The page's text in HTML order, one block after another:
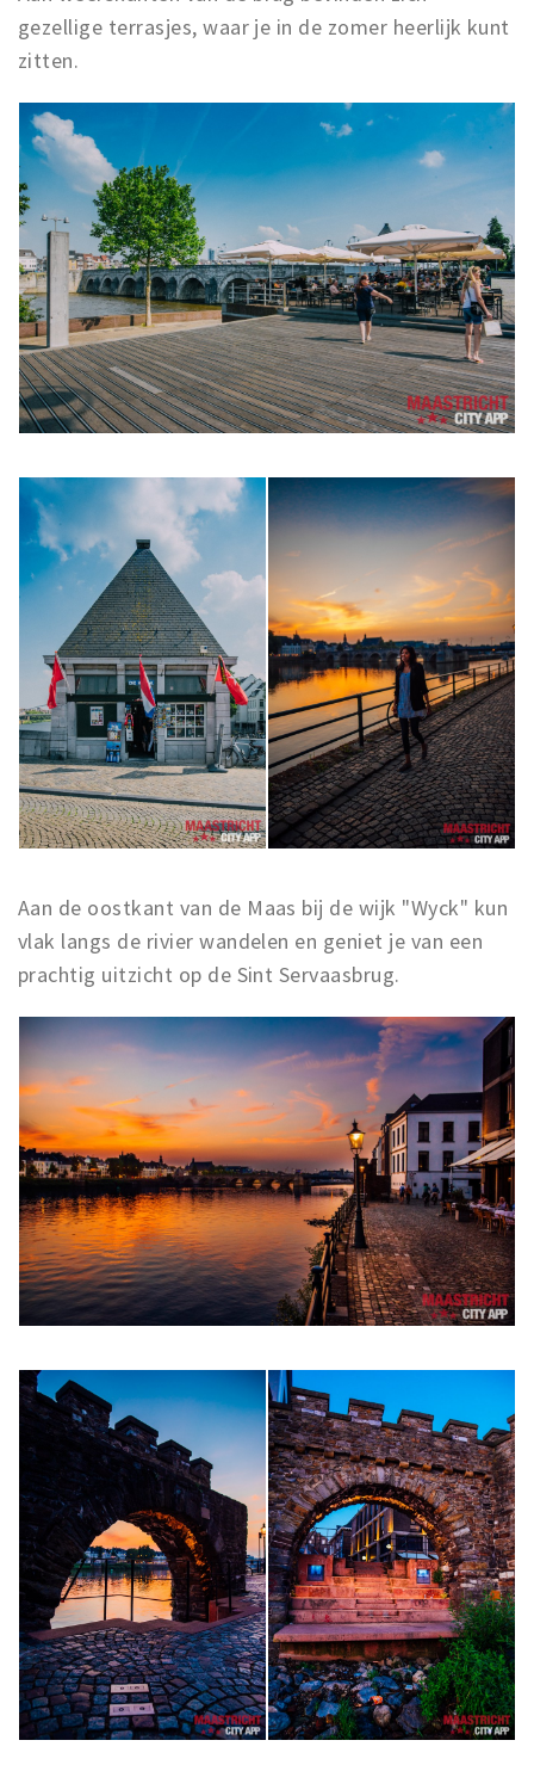
gezellige terrasjes, waar je in de zomer heerlijk kunt
zitten.
Aan de oostkant van de Maas bij de wijk "Wyck" kun
vlak langs de rivier wandelen en geniet je van een
prachtig uitzicht op de Sint Servaasbrug.